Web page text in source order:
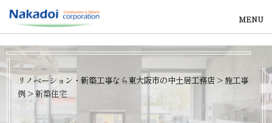
MENU
リノベーション・新築工事なら東大阪市の中土居工務店 > 施工事
例 >新築住宅